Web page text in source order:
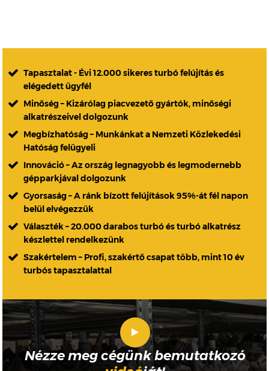
Tapasztalat - Évi 12.000 sikeres turbó felújítás és
elégedett ügyfél
Minőség – Kizárólag piacvezető gyártók, minőségi
alkatrészeivel dolgozunk
Megbízhatóság – Munkánkat a Nemzeti Közlekedési
Hatóság felügyeli
Innováció – Az ország legnagyobb és legmodernebb
gépparkjával dolgozunk
Gyorsaság – A ránk bízott felújítások 95%-át fél napon
belül elvégezzük
Választék – 20.000 darabos turbó és turbó alkatrész
készlettel rendelkezünk
Szakértelem – Profi, szakértő csapat több, mint 10 év
turbós tapasztalattal
Nézze meg cégünk bemutatkozó